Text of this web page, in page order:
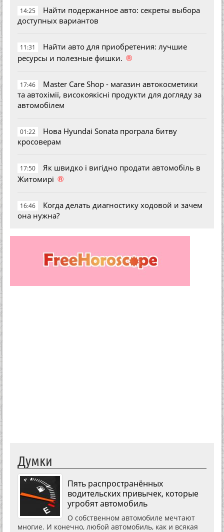
14:25
Найти подержанное авто: секреты выбора
доступных вариантов
11:31
Найти авто для приобретения: лучшие
ресурсы и полезные фишки. ®
17:46
Master Care Shop - магазин автокосметики
та автохімії, високоякісні продукти для догляду за
автомобілем
01:22
Нова Hyundai Sonata програла битву
кросоверам
17:50
Як швидко і вигідно продати автомобіль в
Житомирі ®
16:46
Когда делать диагностику ходовой и зачем
она нужна?
Думки
Пять распространённых
водительских привычек, которые
угробят автомобиль
О собственном автомобиле мечтают
многие. И конечно, любой автомобиль, как и всякая